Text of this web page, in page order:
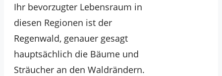
Ihr bevorzugter Lebensraum in
diesen Regionen ist der
Regenwald, genauer gesagt
hauptsächlich die Bäume und
Sträucher an den Waldrändern.